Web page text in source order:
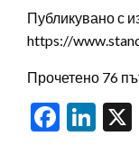
Публикувано с
https://
Прочетено 76